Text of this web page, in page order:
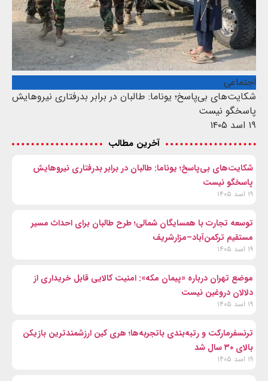
اجتماعی
شکایت‌های بی‌پاسخ؛ یوناما: طالبان در برابر بدرفتاری نیروهایش
پاسخگو نیست
۱۹ اسد ۱۴۰۵
آخرین مطالب
شکایت‌های بی‌پاسخ؛ یوناما: طالبان در برابر بدرفتاری نیروهایش
پاسخگو نیست
۱۹ اسد ۱۴۰۵
توسعه تجارت با همسایگان شمالی؛ طرح طالبان برای احداث مسیر
مستقیم ترکمن‌آباد–مزارشریف
۱۹ اسد ۱۴۰۵
موضع تهران درباره «پیمان مکه»: امنیت کالایی قابل خریداری از
دلالان دروغین نیست
۱۹ اسد ۱۴۰۵
ترنسفرمارکت و رتبه‌بندی باتجربه‌ها؛ هری کین ارزشمندترین بازیکن
بالای ۳۰ سال شد
۱۹ اسد ۱۴۰۵